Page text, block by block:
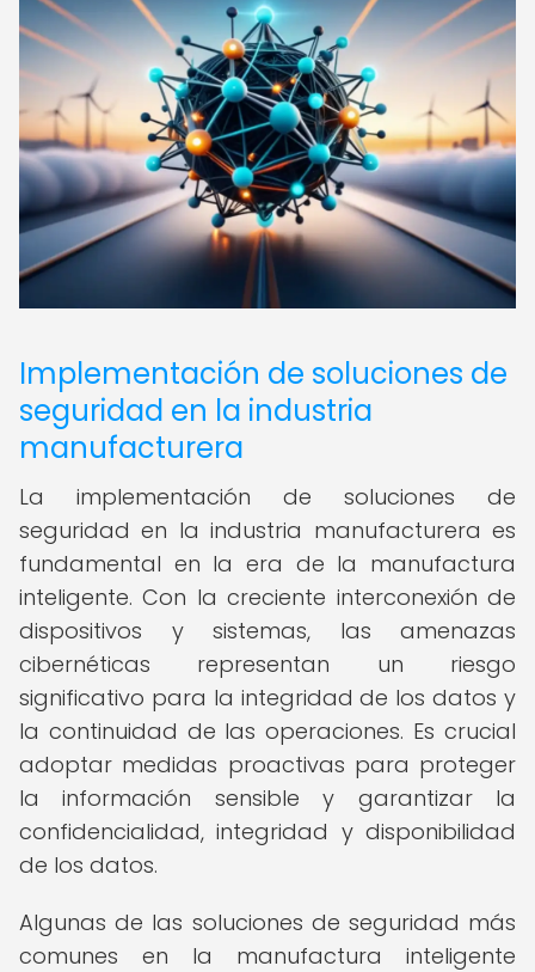
Implementación de soluciones de
seguridad en la industria
manufacturera
La implementación de soluciones de
seguridad en la industria manufacturera es
fundamental en la era de la manufactura
inteligente. Con la creciente interconexión de
dispositivos y sistemas, las amenazas
cibernéticas representan un riesgo
significativo para la integridad de los datos y
la continuidad de las operaciones. Es crucial
adoptar medidas proactivas para proteger
la información sensible y garantizar la
confidencialidad, integridad y disponibilidad
de los datos.
Algunas de las soluciones de seguridad más
comunes en la manufactura inteligente